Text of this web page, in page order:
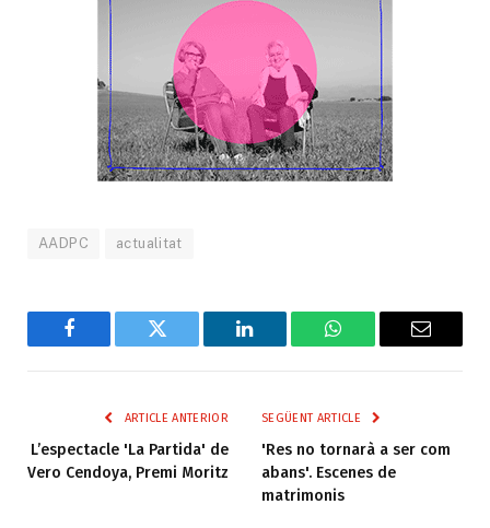
AADPC actualitat
Facebook Twitter LinkedIn WhatsAppEmail
ARTICLE ANTERIOR
L’espectacle 'La Partida' de
Vero Cendoya, Premi Moritz
SEGÜENT ARTICLE
'Res no tornarà a ser com
abans'. Escenes de
matrimonis